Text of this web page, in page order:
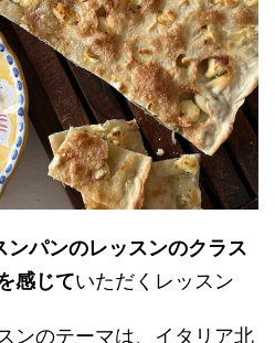
パンのレッスンのクラス
感じていただくレッスン
ンのテーマは、イタリア北